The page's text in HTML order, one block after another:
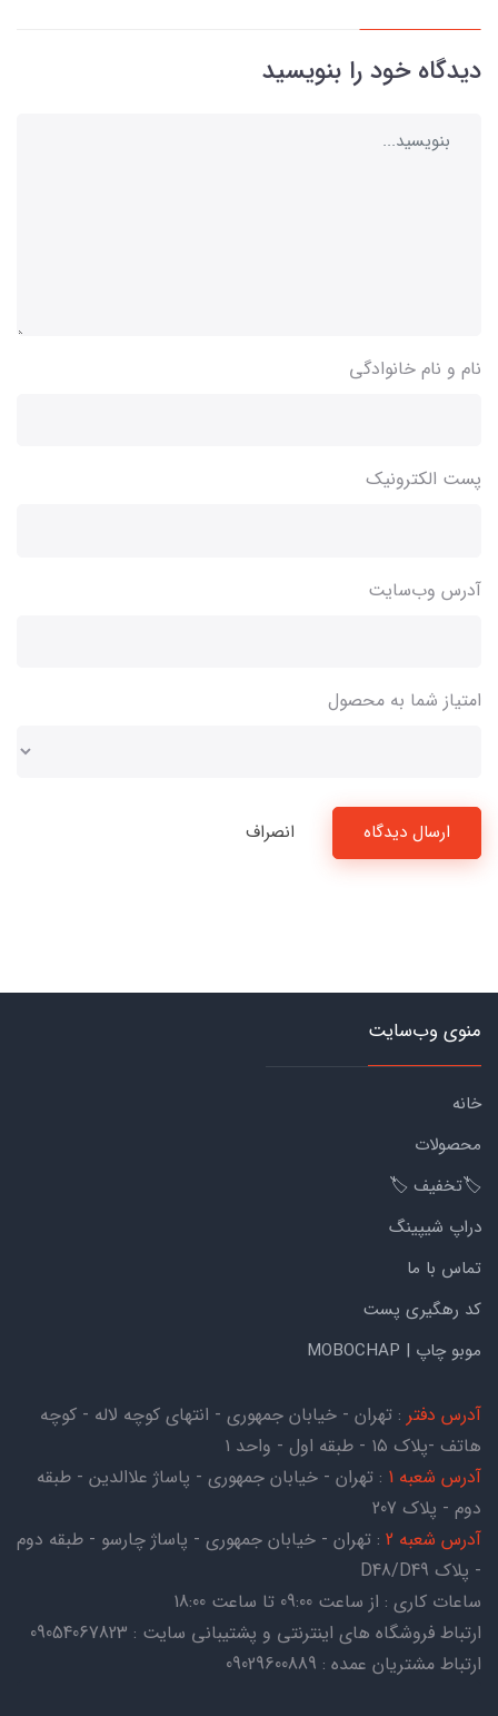
دیدگاه خود را بنویسید
نام و نام خانوادگی
پست الکترونیک
آدرس وب‌سایت
امتیاز شما به محصول
ارسال دیدگاه انصراف
منوی وب‌سایت
خانه
محصولات
🏷️تخفیف 🏷️
دراپ شیپینگ
تماس با ما
کد رهگیری پست
موبو چاپ | MOBOCHAP
آدرس دفتر : تهران - خیابان جمهوری - انتهای کوچه لاله - کوچه
هاتف -پلاک ۱۵ - طبقه اول - واحد ۱
آدرس شعبه 1
: تهران - خیابان جمهوری - پاساژ علاالدین - طبقه
دوم - پلاک 207
آدرس شعبه 2
: تهران - خیابان جمهوری - پاساژ چارسو - طبقه دوم
- پلاک D48/D49
ساعات کاری : از ساعت 09:00 تا ساعت 18:00
ارتباط فروشگاه های اینترنتی و پشتیبانی سایت : 09054067823
ارتباط مشتریان عمده : 09029600889